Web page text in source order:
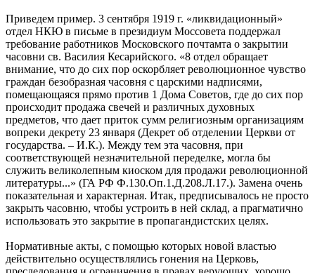
Приведем пример. 3 сентября 1919 г. «ликвидационный»
отдел НКЮ в письме в президиум Моссовета поддержал
требование работников Московского почтамта о закрытии
часовни св. Василия Кесарийского. «8 отдел обращает
внимание, что до сих пор оскорбляет революционное чувство
граждан безобразная часовня с царскими надписями,
помещающаяся прямо против 1 Дома Советов, где до сих пор
происходит продажа свечей и различных духовных
предметов, что дает приток сумм религиозным организациям
вопреки декрету 23 января (Декрет об отделении Церкви от
государства. – И.К.). Между тем эта часовня, при
соответствующей незначительной переделке, могла бы
служить великолепным киоском для продажи революционной
литературы...» (ГА РФ Ф.130.Оп.1.Д.208.Л.17.). Замена очень
показательная и характерная. Итак, предписывалось не просто
закрыть часовню, чтобы устроить в ней склад, а прагматично
использовать это закрытие в пропагандистских целях.
Нормативные акты, с помощью которых новой властью
действительно осуществлялись гонения на Церковь,